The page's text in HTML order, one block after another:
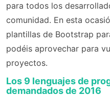
para todos los
comunidad. En esta
plantillas de Bootstrap
podéis aprovechar para
proyectos.
Los 9 lenguajes de
demandados de 2016